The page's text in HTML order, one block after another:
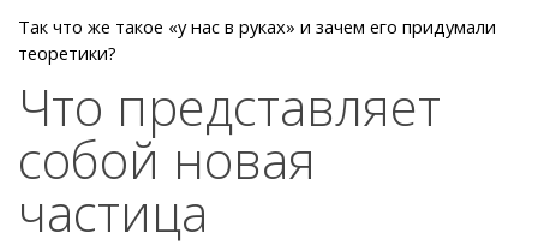
Так что же такое «у нас в руках» и зачем его придумали
теоретики?
Что представляет
собой новая
частица